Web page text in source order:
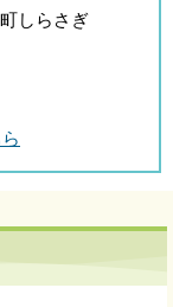
しらさぎ